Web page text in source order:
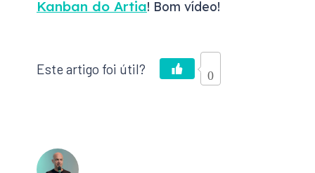
Kanban do Artia! Bom vídeo!
0